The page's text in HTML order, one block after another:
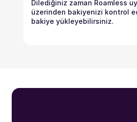
Dilediğiniz zaman Roamless
üzerinden bakiyenizi kontrol
bakiye yükleyebilirsiniz.